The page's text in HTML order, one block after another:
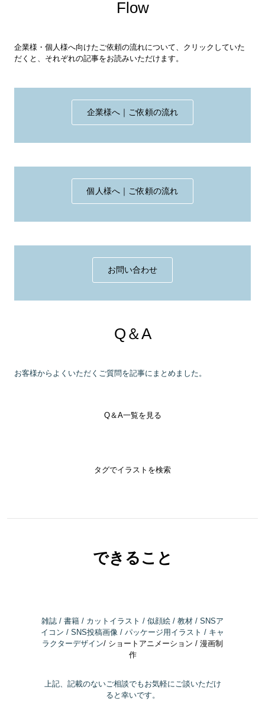
Flow
企業様・個人様へ向けたご依頼の流れについて、クリックしていた
だくと、それぞれの記事をお読みいただけます。
企業様へ｜ご依頼の流れ
個人様へ｜ご依頼の流れ
お問い合わせ
Q＆A
お客様からよくいただくご質問を記事にまとめました。
Q＆A一覧を見る
タグでイラストを検索
できること
雑誌 / 書籍 / カットイラスト / 似顔絵 / 教材 / SNSア
イコン / SNS投稿画像 / パッケージ用イラスト / キャ
ラクターデザイン/ ショートアニメーション / 漫画制
作
上記、記載のないご相談でもお気軽にご談いただけ
ると幸いです。